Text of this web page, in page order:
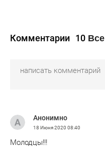
Комментарии 10 Все
Анонимно
18 Июня 2020 08:40
Молодцы!!!